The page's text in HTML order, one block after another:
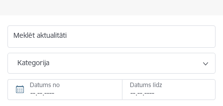
Meklēt aktualitāti
Kategorija
Datums no Datums līdz